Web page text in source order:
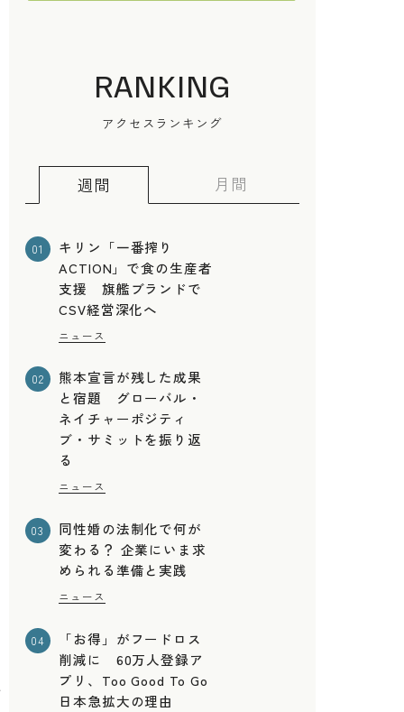
RANKING
アクセスランキング
週間 月間
01
キリン「一番搾り
ACTION」で食の生産者
支援 旗艦ブランドで
CSV経営深化へ
ニュース
02
熊本宣言が残した成果
と宿題 グローバル・
ネイチャーポジティ
ブ・サミットを振り返
る
ニュース
03
同性婚の法制化で何が
変わる？ 企業にいま求
められる準備と実践
ニュース
04
「お得」がフードロス
削減に 60万人登録ア
プリ、Too Good To Go
日本急拡大の理由